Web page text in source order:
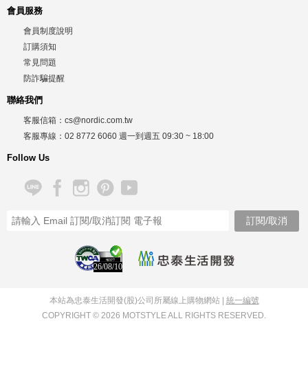
會員服務
會員制度說明
訂購須知
常見問題
防詐騙提醒
聯絡我們
客服信箱： cs@nordic.com.tw
客服專線： 02 8772 6060 週一到週五 09:30 ~ 18:00
Follow Us
26/08/10
本站為忠泰生活開發(股)公司所屬線上購物網站 | 統一編號
COPYRIGHT © 2026 MOTSTYLE ALL RIGHTS RESERVED.